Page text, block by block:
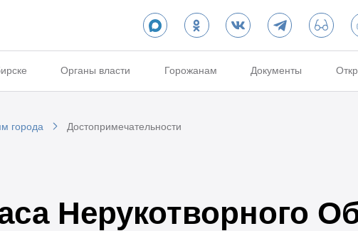
Органы власти Горожанам Документы
города Достопримечательности
Нерукотворного